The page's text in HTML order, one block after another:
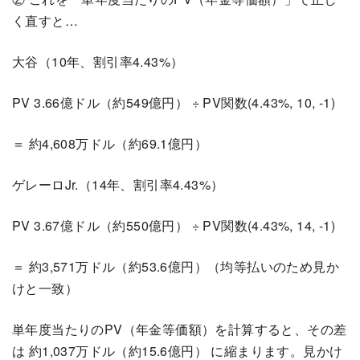
く直すと…
大谷（10年、割引率4.43%）
PV 3.66億ドル（約549億円） ÷ PV関数(4.43%, 10, -1)
＝ 約4,608万ドル（約69.1億円）
ゲレーロJr.（14年、割引率4.43%）
PV 3.67億ドル（約550億円） ÷ PV関数(4.43%, 14, -1)
＝ 約3,571万ドル（約53.6億円）（均等払いのため見か
けと一致）
単年度当たりのPV（年金等価額）を計算すると、その差
は 約1,037万ドル（約15.6億円） に縮まります。見かけ